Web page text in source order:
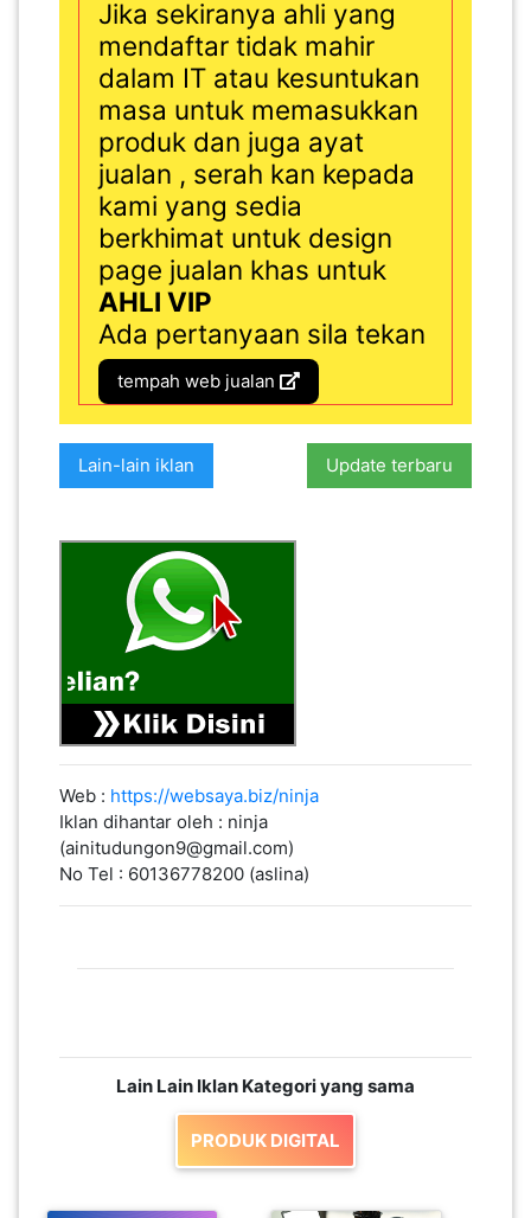
Jika sekiranya ahli yang
mendaftar tidak mahir
dalam IT atau kesuntukan
masa untuk memasukkan
produk dan juga ayat
jualan , serah kan kepada
kami yang sedia
berkhimat untuk design
page jualan khas untuk
AHLI VIP
Ada pertanyaan sila tekan
tempah web jualan
Lain-lain iklan Update terbaru
Web : https://websaya.biz/ninja
Iklan dihantar oleh : ninja
(ainitudungon9@gmail.com)
No Tel : 60136778200 (aslina)
Lain Lain Iklan Kategori yang sama
PRODUK DIGITAL